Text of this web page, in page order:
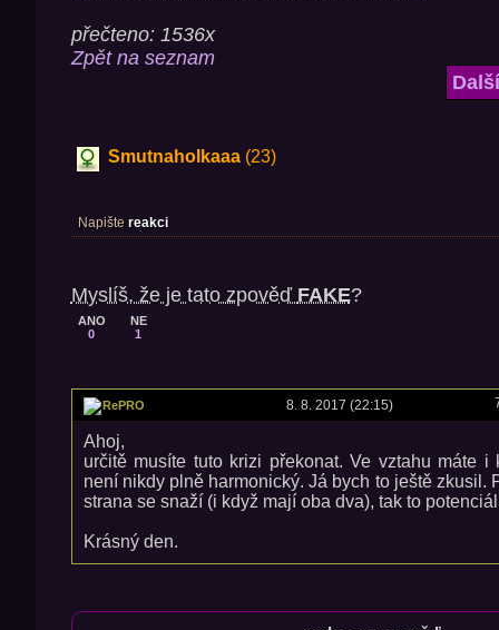
přečteno: 1536x
Zpět na seznam
Smutnaholkaaa(23)
Napište reakci
Myslíš, že je tato zpověď FAKE?
ANO
0
NE
1
RePRO 8. 8. 2017 (22:15)
Ahoj,
určitě musíte tuto krizi překonat. Ve vztahu máte i
není nikdy plně harmonický. Já bych to ještě zkusil.
strana se snaží (i když mají oba dva), tak to
Krásný den.